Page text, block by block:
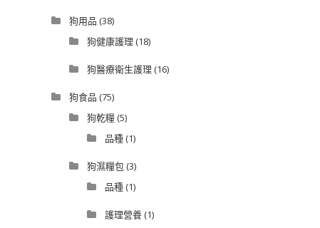
狗用品 (38)
狗健康護理 (18)
狗醫療衛生護理 (16)
狗食品 (75)
狗乾糧(5)
品種(1)
狗濕糧包(3)
品種(1)
護理營養(1)